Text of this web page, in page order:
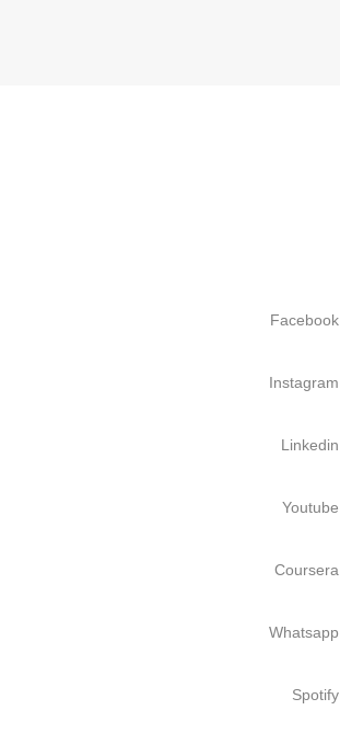
Facebook
Instagram
Linkedin
Youtube
Coursera
Whatsapp
Spotify